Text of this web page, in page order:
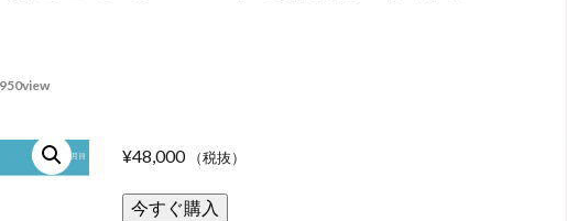
¥48,000 （税抜）
《動
今すぐ購入